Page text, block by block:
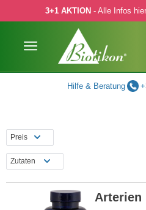
Hauptinhalt springen
Zur Suche springen
Zur Hauptnavigation springen
3+1 AKTION - Alle Infos
Hilfe & Beratung
Preis
Zutaten
Arterien